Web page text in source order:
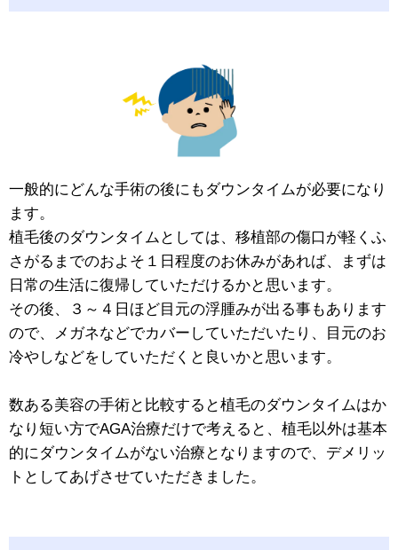
一般的にどんな手術の後にもダウンタイムが必要になり
ます。
植毛後のダウンタイムとしては、移植部の傷口が軽くふ
さがるまでのおよそ１日程度のお休みがあれば、まずは
日常の生活に復帰していただけるかと思います。
その後、３～４日ほど目元の浮腫みが出る事もあります
ので、メガネなどでカバーしていただいたり、目元のお
冷やしなどをしていただくと良いかと思います。
数ある美容の手術と比較すると植毛のダウンタイムはか
なり短い方でAGA治療だけで考えると、植毛以外は基本
的にダウンタイムがない治療となりますので、デメリッ
トとしてあげさせていただきました。